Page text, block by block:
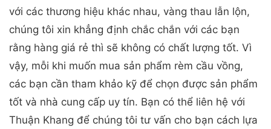
với các thương hiệu khác nhau, vàng thau lẫn lộn,
chúng tôi xin khẳng định chắc chắn với các bạn
rằng hàng giá rẻ thì sẽ không có chất lượng tốt. Vì
vậy, mỗi khi muốn mua sản phẩm rèm cầu vồng,
các bạn cần tham khảo kỹ để chọn được sản phẩm
tốt và nhà cung cấp uy tín. Bạn có thể liên hệ với
Thuận Khang để chúng tôi tư vấn cho bạn cách lựa